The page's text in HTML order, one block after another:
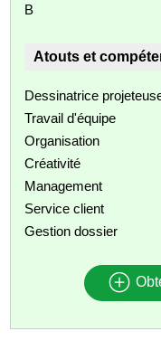
B
Atouts et
Dessinatrice
Travail d'équipe
Organisation
Créativité
Management
Service client
Gestion dossier